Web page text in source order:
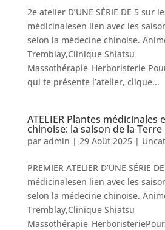
2e atelier D’UNE SÉRIE DE 5 sur
médicinalesen lien avec les
selon la médecine chinoise.
Tremblay,Clinique Shiatsu
Massothérapie_Herboristerie
qui te présente l’atelier, clique...
ATELIER Plantes médicinales
chinoise: la saison de la Terre
par admin | 29 Août 2025|
PREMIER ATELIER D’UNE SÉRIE
médicinalesen lien avec les
selon la médecine chinoise.
Tremblay,Clinique Shiatsu